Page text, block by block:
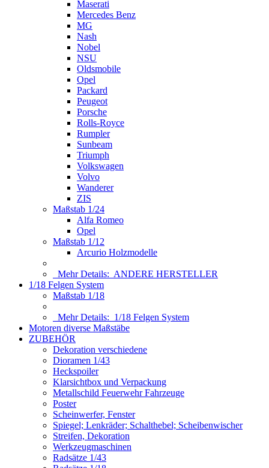
Maserati
Mercedes Benz
MG
Nash
Nobel
NSU
Oldsmobile
Opel
Packard
Peugeot
Porsche
Rolls-Royce
Rumpler
Sunbeam
Triumph
Volkswagen
Volvo
Wanderer
ZIS
Maßstab 1/24
Alfa Romeo
Opel
Maßstab 1/12
Arcurio Holzmodelle
Mehr Details: ANDERE HERSTELLER
1/18 Felgen System
Maßstab 1/18
Mehr Details: 1/18 Felgen System
Motoren diverse Maßstäbe
ZUBEHÖR
Dekoration verschiedene
Dioramen 1/43
Heckspoiler
Klarsichtbox und Verpackung
Metallschild Feuerwehr Fahrzeuge
Poster
Scheinwerfer, Fenster
Spiegel; Lenkräder; Schalthebel; Scheibenwischer
Streifen, Dekoration
Werkzeugmaschinen
Radsätze 1/43